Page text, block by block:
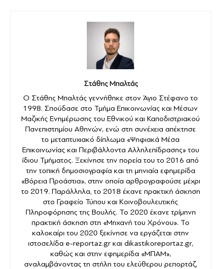
Στάθης Μπαλτάς
Ο Στάθης Μπαλτάς γεννήθηκε στον Άγιο Στέφανο το
1998. Σπούδασε στο Τμήμα Επικοινωνίας και Μέσων
Μαζικής Ενημέρωσης του Εθνικού και Καποδιστριακού
Πανεπιστημίου Αθηνών, ενώ στη συνέχεια απέκτησε
το μεταπτυχιακό δίπλωμα «Ψηφιακά Μέσα
Επικοινωνίας και Περιβάλλοντα Αλληλεπίδρασης» του
ίδιου Τμήματος. Ξεκίνησε την πορεία του το 2016 από
την τοπική δημοσιογραφία και τη μηνιαία εφημερίδα
«Βόρεια Προάστια», στην οποία αρθρογραφούσε μέχρι
το 2019. Παράλληλα, το 2018 έκανε πρακτική άσκηση
στο Γραφείο Τύπου και Κοινοβουλευτικής
Πληροφόρησης της Βουλής. Το 2020 έκανε τρίμηνη
πρακτική άσκηση στη «Μηχανή του Χρόνου». Το
καλοκαίρι του 2020 ξεκίνησε να εργάζεται στην
ιστοσελίδα e-reportaz.gr και dikastikoreportaz.gr,
καθώς και στην εφημερίδα «ΜΠΑΜ»,
αναλαμβάνοντας τη στήλη του ελεύθερου ρεπορτάζ,